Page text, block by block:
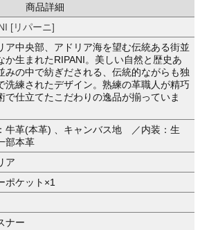
商品詳細
[リパーニ]
ア中央部、アドリア海を望む伝統ある街並
か生まれたRIPANI。美しい自然と歴史あ
みの中で紡ぎだされる、伝統的ながらも独
洗練されたデザイン。熟練の革職人が精巧
で仕立てたこだわりの逸品が揃っていま
牛革(本革) 、キャンバス地 ／内装：生
部本革
ア
ポケット×1
ナー